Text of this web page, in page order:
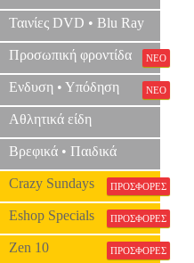
Ταινίες DVD • Blu Ray
Προσωπική φροντίδα ΝΕΟ
Ενδυση • Υπόδηση ΝΕΟ
Αθλητικά είδη
Βρεφικά • Παιδικά
Crazy Sundays ΠΡΟΣΦΟΡΕΣ
Eshop Specials ΠΡΟΣΦΟΡΕΣ
Zen 10 ΠΡΟΣΦΟΡΕΣ